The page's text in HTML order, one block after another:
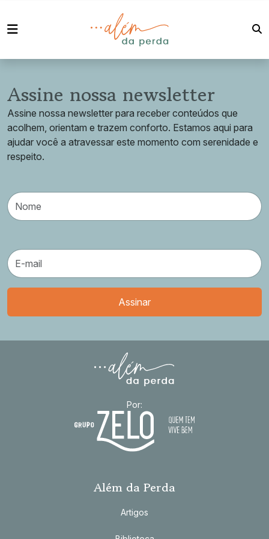
Assine nossa newsletter
Assine nossa newsletter para receber conteúdos que
acolhem, orientam e trazem conforto. Estamos aqui para
ajudar você a atravessar este momento com serenidade e
respeito.
Por:
Além da Perda
Artigos